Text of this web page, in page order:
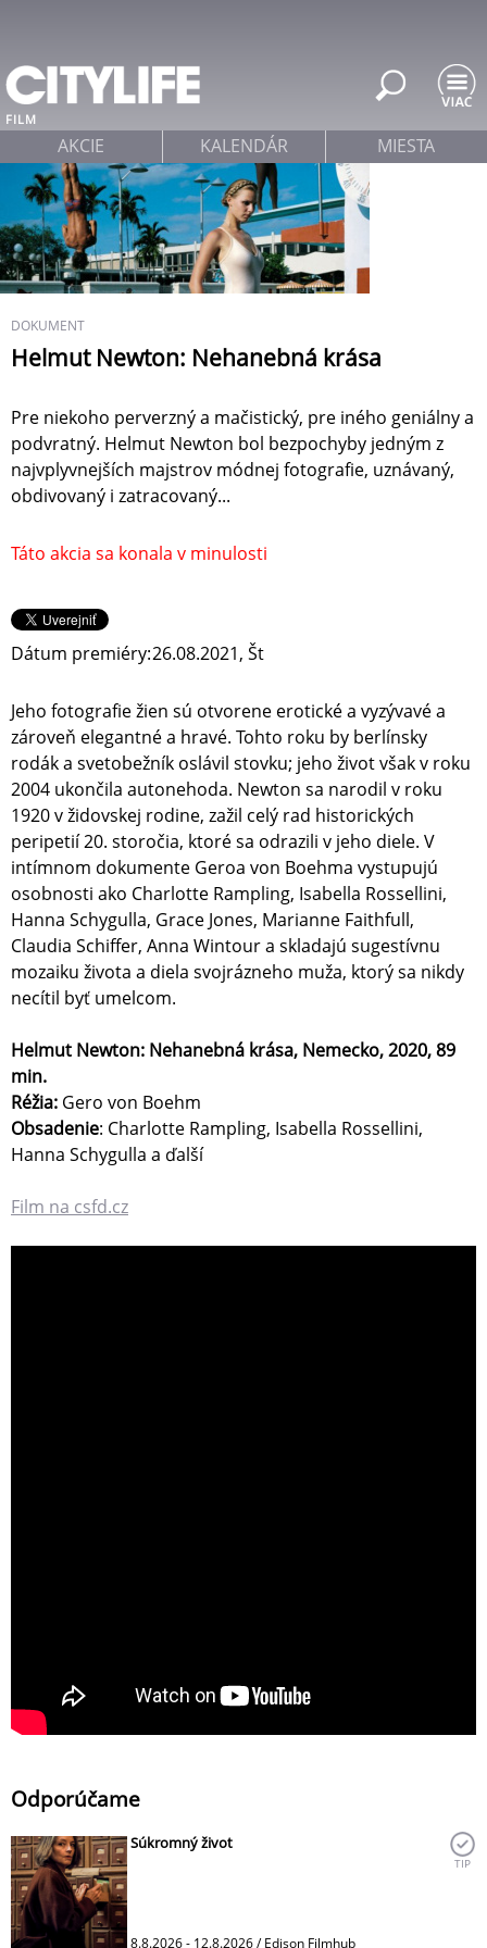
FILM
DOKUMENT
Helmut Newton: Nehanebná krása
Pre niekoho perverzný a mačistický, pre iného geniálny a
podvratný. Helmut Newton bol bezpochyby jedným z
najvplyvnejších majstrov módnej fotografie, uznávaný,
obdivovaný i zatracovaný...
Táto akcia sa konala v minulosti
Dátum premiéry:26.08.2021, Št
Jeho fotografie žien sú otvorene erotické a vyzývavé a
zároveň elegantné a hravé. Tohto roku by berlínsky
rodák a svetobežník oslávil stovku; jeho život však v roku
2004 ukončila autonehoda. Newton sa narodil v roku
1920 v židovskej rodine, zažil celý rad historických
peripetií 20. storočia, ktoré sa odrazili v jeho diele. V
intímnom dokumente Geroa von Boehma vystupujú
osobnosti ako Charlotte Rampling, Isabella Rossellini,
Hanna Schygulla, Grace Jones, Marianne Faithfull,
Claudia Schiffer, Anna Wintour a skladajú sugestívnu
mozaiku života a diela svojrázneho muža, ktorý sa nikdy
necítil byť umelcom.
Helmut Newton: Nehanebná krása, Nemecko, 2020, 89
min.
Réžia: Gero von Boehm
Obsadenie: Charlotte Rampling, Isabella Rossellini,
Hanna Schygulla a ďalší
Film na csfd.cz
Odporúčame
Súkromný život
8.8.2026 - 12.8.2026 / Edison Filmhub
TIP
AKCIE KALENDÁR MIESTA